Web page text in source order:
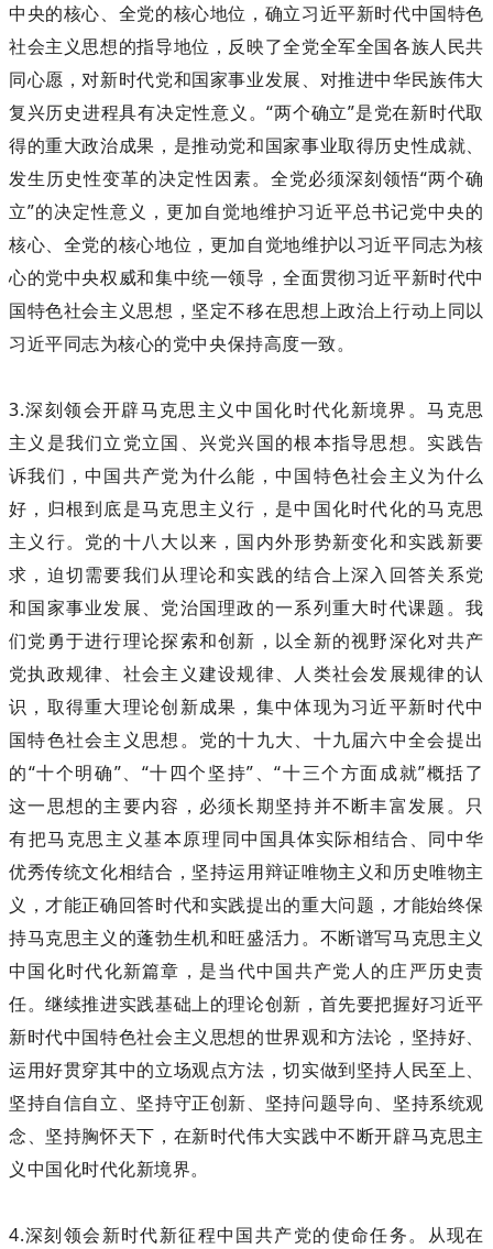
中央的核心、全党的核心地位，确立习近平新时代中国特色
社会主义思想的指导地位，反映了全党全军全国各族人民共
同心愿，对新时代党和国家事业发展、对推进中华民族伟大
复兴历史进程具有决定性意义。“两个确立”是党在新时代取
得的重大政治成果，是推动党和国家事业取得历史性成就、
发生历史性变革的决定性因素。全党必须深刻领悟“两个确
立”的决定性意义，更加自觉地维护习近平总书记党中央的
核心、全党的核心地位，更加自觉地维护以习近平同志为核
心的党中央权威和集中统一领导，全面贯彻习近平新时代中
国特色社会主义思想，坚定不移在思想上政治上行动上同以
习近平同志为核心的党中央保持高度一致。
3.深刻领会开辟马克思主义中国化时代化新境界。马克思
主义是我们立党立国、兴党兴国的根本指导思想。实践告
诉我们，中国共产党为什么能，中国特色社会主义为什么
好，归根到底是马克思主义行，是中国化时代化的马克思
主义行。党的十八大以来，国内外形势新变化和实践新要
求，迫切需要我们从理论和实践的结合上深入回答关系党
和国家事业发展、党治国理政的一系列重大时代课题。我
们党勇于进行理论探索和创新，以全新的视野深化对共产
党执政规律、社会主义建设规律、人类社会发展规律的认
识，取得重大理论创新成果，集中体现为习近平新时代中
国特色社会主义思想。党的十九大、十九届六中全会提出
的“十个明确”、“十四个坚持”、“十三个方面成就”概括了
这一思想的主要内容，必须长期坚持并不断丰富发展。只
有把马克思主义基本原理同中国具体实际相结合、同中华
优秀传统文化相结合，坚持运用辩证唯物主义和历史唯物主
义，才能正确回答时代和实践提出的重大问题，才能始终保
持马克思主义的蓬勃生机和旺盛活力。不断谱写马克思主义
中国化时代化新篇章，是当代中国共产党人的庄严历史责
任。继续推进实践基础上的理论创新，首先要把握好习近平
新时代中国特色社会主义思想的世界观和方法论，坚持好、
运用好贯穿其中的立场观点方法，切实做到坚持人民至上、
坚持自信自立、坚持守正创新、坚持问题导向、坚持系统观
念、坚持胸怀天下，在新时代伟大实践中不断开辟马克思主
义中国化时代化新境界。
4.深刻领会新时代新征程中国共产党的使命任务。从现在